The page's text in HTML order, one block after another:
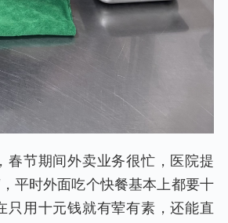
春节期间外卖业务很忙，医院提
平时外面吃个快餐基本上都要十
只用十元钱就有荤有素，还能直